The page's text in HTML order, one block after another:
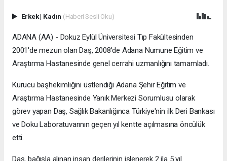
Erkek| Kadın (Haberi Sesli Oku)
ADANA (AA) - Dokuz Eylül Üniversitesi Tıp Fakültesinden
2001'de mezun olan Daş, 2008'de Adana Numune Eğitim ve
Araştırma Hastanesinde genel cerrahi uzmanlığını tamamladı.
Kurucu başhekimliğini üstlendiği Adana Şehir Eğitim ve
Araştırma Hastanesinde Yanık Merkezi Sorumlusu olarak
görev yapan Daş, Sağlık Bakanlığınca Türkiye'nin ilk Deri Bankası
ve Doku Laboratuvarının geçen yıl kentte açılmasına öncülük
etti.
Daş, bağışla alınan insan derilerinin işlenerek 2 ila 5 yıl